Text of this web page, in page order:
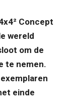
Concept
wereld
om de
te nemen.
einde